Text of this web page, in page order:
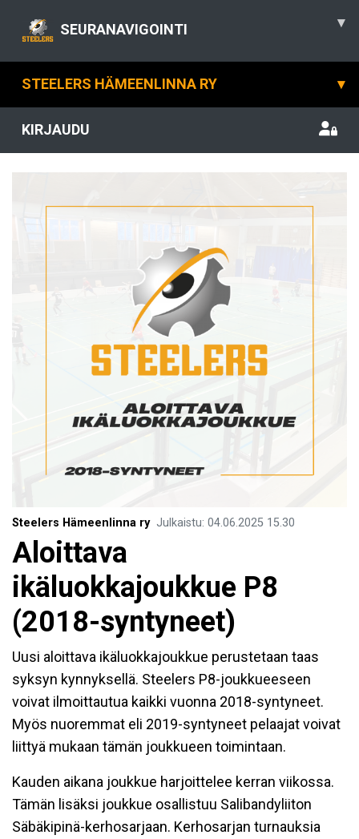
SEURANAVIGOINTI ▾
STEELERS HÄMEENLINNA RY ▾
KIRJAUDU
Steelers Hämeenlinna ry Julkaistu: 04.06.2025 15.30
Aloittava
ikäluokkajoukkue P8
(2018-syntyneet)
Uusi aloittava ikäluokkajoukkue perustetaan taas
syksyn kynnyksellä. Steelers P8-joukkueeseen
voivat ilmoittautua kaikki vuonna 2018-syntyneet.
Myös nuoremmat eli 2019-syntyneet pelaajat voivat
liittyä mukaan tämän joukkueen toimintaan.
Kauden aikana joukkue harjoittelee kerran viikossa.
Tämän lisäksi joukkue osallistuu Salibandyliiton
Säbäkipinä-kerhosarjaan. Kerhosarjan turnauksia